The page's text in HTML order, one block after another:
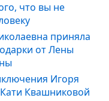
что вы не
приняла
от Лены
Игоря
Квашниковой